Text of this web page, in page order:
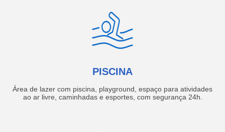
PISCINA
Área de lazer com piscina, playground, espaço para atividades
ao ar livre, caminhadas e esportes, com segurança 24h.